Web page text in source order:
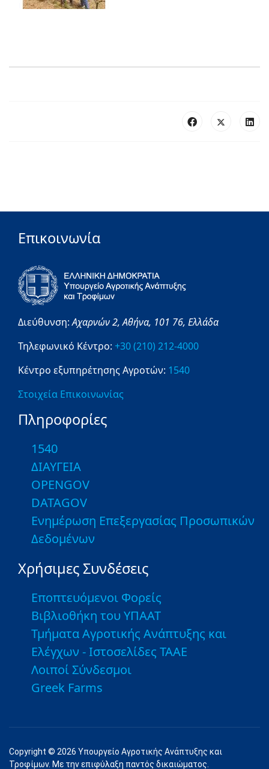
Επικοινωνία
Διεύθυνση:Αχαρνών 2,Αθήνα, 101 76, Ελλάδα
Τηλεφωνικό Κέντρο: +30 (210) 212-4000
Κέντρο εξυπηρέτησης Αγροτών: 1540
Στοιχεία Επικοινωνίας
Πληροφορίες
1540
ΔΙΑΥΓΕΙΑ
OPENGOV
DATAGOV
Ενημέρωση Επεξεργασίας Προσωπικών
Δεδομένων
Χρήσιμες Συνδέσεις
Εποπτευόμενοι Φορείς
Βιβλιοθήκη του ΥΠΑΑΤ
Τμήματα Αγροτικής Ανάπτυξης και
Ελέγχων - Ιστοσελίδες ΤΑΑΕ
Λοιποί Σύνδεσμοι
Greek Farms
Copyright © 2026 Υπουργείο Αγροτικής Ανάπτυξης και
Τροφίμων. Με την επιφύλαξη παντός δικαιώματος.